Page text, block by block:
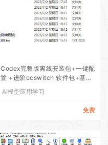
Codex完整版离线安装包+一键配
置 +进阶ccswitch 软件包+基础
引导教程
AI模型应用学习
免费